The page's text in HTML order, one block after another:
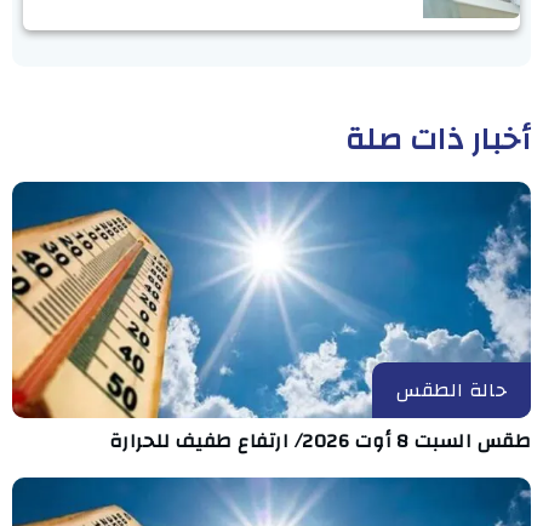
أخبار ذات صلة
حالة الطقس
طقس السبت 8 أوت 2026/ ارتفاع طفيف للحرارة